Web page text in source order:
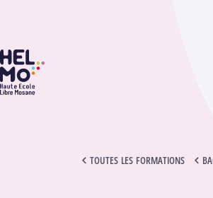
HELMo
TOUTES LES FORMATIONS
UE22 Q1 RESPONSABILITÉ EN